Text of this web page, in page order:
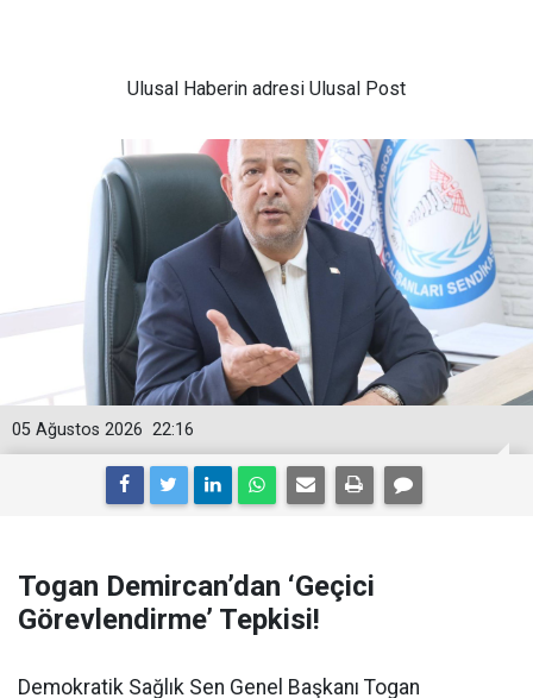
Ulusal Haberin adresi Ulusal Post
22:16
05 Ağustos 2026
Togan Demircan’dan ‘Geçici
Görevlendirme’ Tepkisi!
Demokratik Sağlık Sen Genel Başkanı Togan